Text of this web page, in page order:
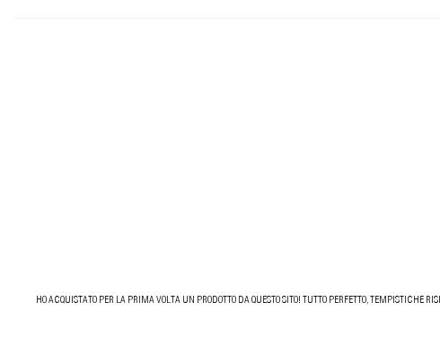
HO ACQUISTATO PER LA PRIMA VOLTA UN PRODOTTO DA QUESTO SITO! TUTTO PERFETTO, TEMPISTICHE